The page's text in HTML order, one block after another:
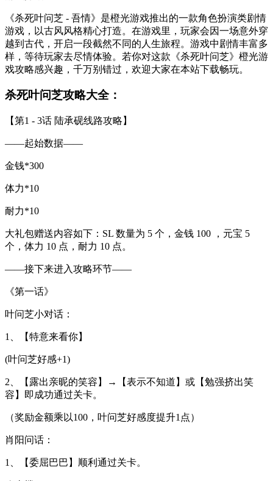
《杀死叶问芝 - 吾情》是橙光游戏推出的一款角色扮演类剧情
游戏，以古风风格精心打造。在游戏里，玩家会因一场意外穿
越到古代，开启一段截然不同的人生旅程。游戏中剧情丰富多
样，等待玩家去尽情体验。若你对这款《杀死叶问芝》橙光游
戏攻略感兴趣，千万别错过，欢迎大家在本站下载畅玩。
杀死叶问芝攻略大全：
【第1 - 3话 陆承砚线路攻略】
——起始数据——
金钱*300
体力*10
耐力*10
大礼包赠送内容如下：SL 数量为 5 个，金钱 100 ，元宝 5
个，体力 10 点，耐力 10 点。
——接下来进入攻略环节——
《第一话》
叶问芝小对话：
1、【特意来看你】
(叶问芝好感+1)
2、【露出亲昵的笑容】→【表示不知道】或【勉强挤出笑
容】即成功通过关卡。
（奖励金额乘以100，叶问芝好感度提升1点）
肖阳问话：
1、【委屈巴巴】顺利通过关卡。